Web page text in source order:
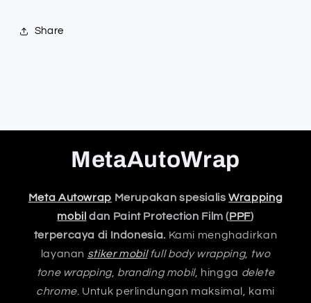
Share
MetaAutoWrap
Meta Autowrap Merupakan spesialisWrapping
mobil dan Paint Protection Film (PPF)
terpercaya di Indonesia. Kami menghadirkan
layanan stiker mobilfull body wrapping, two
tone wrapping, branding mobil, hingga delete
chrome. Untuk perlindungan maksimal, kami